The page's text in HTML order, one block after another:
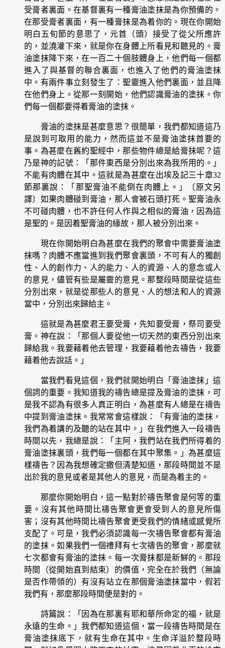
受膏者裏面。在基督裏有一種膏油塗抹是為你預備的。
在那受膏者裏面，有一種膏抹是為着你的。現在你開始
明白五旬節的意思了，元首（頭）接受了從父所應許
的，並澆灌下來，就是你在身體上所看見和聽見的。膏
油塗抹降下來，在一百二十個肢體身上，他們每一個都
進入了與基督的聯合裏面，也進入了他們的膏油塗抹
中。有兩件事立刻發生了：聖靈進入他們裏面，並且降
在他們身上。從那一刻開始，他們認識膏油的塗抹。你
們每一個都要得着膏油的塗抹。
膏油的塗抹是甚麼意思？很簡單，我們都知道這乃
是說到可取用的能力，然而這並不是膏油塗抹首要的
事。為甚麼在舊約聖經中，那些物件總是給膏抹呢？這
乃是神的記號：「那件東西是分別出來為我所用的。」
不能有肉體在其中。這就是為甚麼在出埃及記三十章32
節那裏說：「那聖膏油不能倒在肉體上。」〔原文另
譯〕如果肉體碰到膏油，那人會被石頭打死。聖膏油永
不可碰肉體，也不許任何人作與之相似的膏油，因為這
是聖的。是因着聖膏油的緣故，那人被分別出來。
現在你開始明白為甚麼在我們的聚會中需要膏油塗
抹嗎？肉體不應當進到我們聚會裏頭，不可有人的獨創
性、人的創作力、人的能力、人的資源、人的意念或人
的意見，儘管有些是屬靈的意見。那整段時間是從這些
分別出來，就是從那些人的意見、人的想法和人的資源
當中，分別出來歸給主。
這就是為甚麼君王要受膏，先知要受膏，祭司要受
膏。神在說：「那個人要從他一切天然的東西分別出來
歸給我。我要藉着他去管理，我要藉着他去禱告，我要
藉着他去說話。」
當我們看見這個，我們就開始明白「膏油塗抹」這
個詞的重要。我知道我的禱告總是提及膏油的塗抹，可
是我不認為有很多人真正明白，為甚麼有人總是在禱告
中提到膏油塗抹。我常常會這樣說：「有膏油的塗抹，
我們為着講的及聽的站在其中。」在我們進入一段禱告
時間以先，我總是說：「主阿，我們站在我們所得着的
膏油塗抹裏頭，我們每一個都在其中聚集。」為甚麼這
樣禱告？因為我想確定撒但清楚知道，那段時間並不是
出於我的意見或者是其他人的意見，而是為着主的。
那麼你開始明白，這一點對於禱告聚會是何等的重
要。沒有其他時間比禱告聚會更會受到人的意見所傷
害；沒有其他時間比禱告聚會更受我們的情緒或感覺所
支配了。可是，我們必須認識每一次禱告聚會都有膏油
的塗抹。如果我們一個禮拜有七次禱告的聚會，那麼就
七次都會有膏油的塗抹。每一次膏抹都是新鮮的。那段
時間（從開始直到結束）的價值，完全在於我們（無論
是否作帶領的）有沒有站立在那個膏油塗抹當中，假若
我們有，那麼那段時間便是對的。
詩篇說：「因為在那裏有耶和華所命定的福，就是
永遠的生命。」我們都知道這個，當一段禱告時間是在
膏油塗抹底下，就有生命在其中。生命洋溢於整段時